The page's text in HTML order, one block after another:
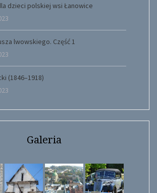
dzieci polskiej wsi Łanowice
lwowskiego. Część 1
(1846–1918)
Galeria